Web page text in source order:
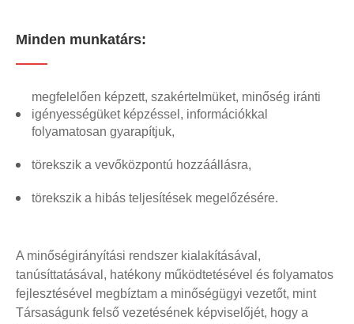
Minden munkatárs:
megfelelően képzett, szakértelmüket, minőség iránti
igényességüket képzéssel, információkkal
folyamatosan gyarapítjuk,
törekszik a vevőközpontú hozzáállásra,
törekszik a hibás teljesítések megelőzésére.
A minőségirányítási rendszer kialakításával,
tanúsíttatásával, hatékony működtetésével és folyamatos
fejlesztésével megbíztam a minőségügyi vezetőt, mint
Társaságunk felső vezetésének képviselőjét, hogy a